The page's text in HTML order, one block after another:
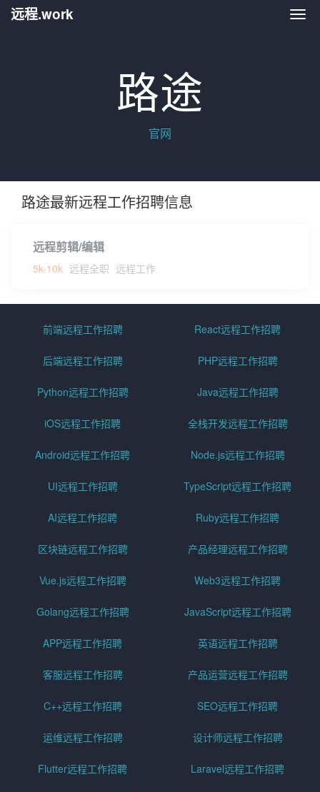
远
远程.work
路途
官网
路途最新远程工作招聘信息
远程剪辑/编辑
5k-10k 远程全职 远程工作
前端远程工作招聘 React远程工作招聘
后端远程工作招聘 PHP远程工作招聘
Python远程工作招聘 Java远程工作招聘
iOS远程工作招聘 全栈开发远程工作招聘
Android远程工作招聘 Node.js远程工作招聘
UI远程工作招聘 TypeScript远程工作招聘
AI远程工作招聘 Ruby远程工作招聘
区块链远程工作招聘 产品经理远程工作招聘
Vue.js远程工作招聘 Web3远程工作招聘
Golang远程工作招聘 JavaScript远程工作招聘
APP远程工作招聘 英语远程工作招聘
客服远程工作招聘 产品运营远程工作招聘
C++远程工作招聘 SEO远程工作招聘
运维远程工作招聘 设计师远程工作招聘
Flutter远程工作招聘 Laravel远程工作招聘